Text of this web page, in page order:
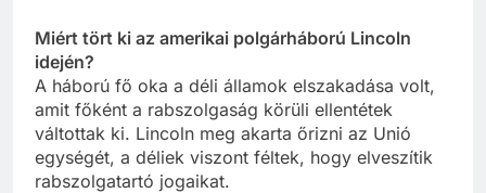
Miért tört ki az amerikai polgárháború Lincoln
idején?
A háború fő oka a déli államok elszakadása volt,
amit főként a rabszolgaság körüli ellentétek
váltottak ki. Lincoln meg akarta őrizni az Unió
egységét, a déliek viszont féltek, hogy elveszítik
rabszolgatartó jogaikat.